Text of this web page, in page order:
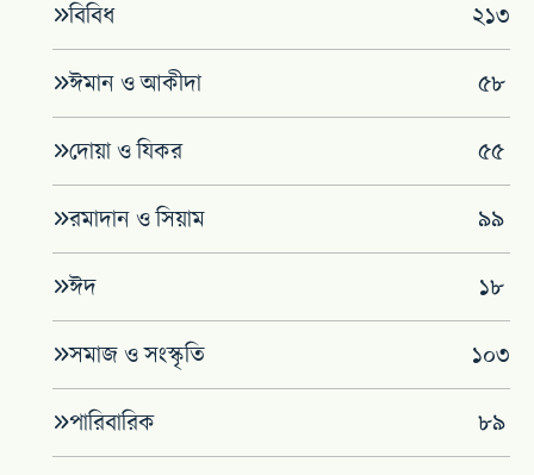
বিবিধ ২১৩
ঈমান ও আকীদা ৫৮
দোয়া ও যিকর ৫৫
রমাদান ও সিয়াম ৯৯
ঈদ ১৮
সমাজ ও সংস্কৃতি ১০৩
পারিবারিক ৮৯